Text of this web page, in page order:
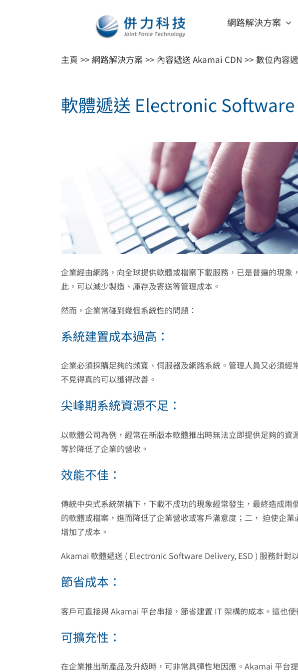
網路解決方案
主頁 網路解決方案 內容遞送 Akamai CDN 數位內容
軟體遞送 Electronic
企業經由網路，向全球提供軟體或檔案下載服務，已是普遍的現
此，可以減少製造、庫存及寄送等管理成本。
然而，企業常碰到幾個系統性的問題：
系統建置成本過高：
企業必須採購足夠的頻寬、伺服器及網路系統。管理人員又必須
不見得真的可以獲得改善。
尖峰期系統資源不足：
以軟體公司為例，經常在新版本軟體推出時無法立即提供足夠的
等於降低了企業的營收。
效能不佳：
傳統中央式系統架構下，下載不成功的現象經常發生，最終造成
的軟體或檔案，進而降低了企業營收或客戶滿意度；二， 迫使企
增加了成本。
Akamai 軟體遞送 ( Electronic Software Delivery, ESD ) 服務針對
節省成本：
客戶可直接與 Akamai 平台串接，節省建置 IT 架構的成本。這也
可擴充性：
在企業推出新產品及升級時，可非常具彈性地因應。Akamai 平台